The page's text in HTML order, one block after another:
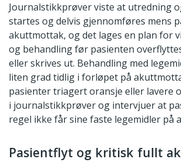
Journalstikkprøver viste at utredning
startes og delvis gjennomføres mens
akuttmottak, og det lages en plan for
og behandling før pasienten
eller skrives ut. Behandling med
liten grad tidlig i forløpet på
pasienter triagert oransje eller lavere
i journalstikkprøver og intervjuer at
regel ikke får sine faste legemidler på
Pasientflyt og kritisk fullt